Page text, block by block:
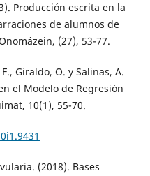
Producción escrita en la
de alumnos de
(27), 53-77.
Giraldo, O. y Salinas, A.
el Modelo de Regresión
10(1), 55-70.
(2018). Bases